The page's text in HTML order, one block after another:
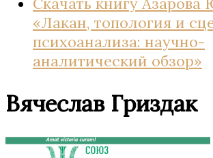
«Лакан, топология и
психоанализа: научно-
аналитический обзор»
Вячеслав Гриздак